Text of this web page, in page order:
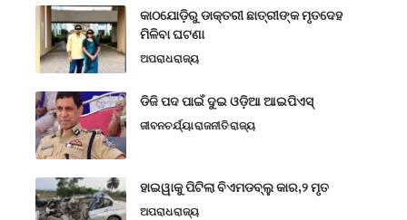
କାଠଯୋଡ଼ିରୁ ଡାକ୍ତରୀ ଛାତ୍ରୀଙ୍କ ମୃତଦେହ
ମିଳିବା ଘଟଣା
ଅପରାଧରାଜ୍ୟ
ଡିଜି ପଦ ପାଇଁ ଦୁଇ ଓଡ଼ିଆ ଆଇପିଏସ୍
ଜୀବନଚର୍ଯ୍ୟାରାଜନୀତିରାଜ୍ୟ
ହାଇୱାକୁ ପିଟିଲା ବିଏମଡବ୍ଲୁ କାର,୨ ମୃତ
ଅପରାଧରାଜ୍ୟ